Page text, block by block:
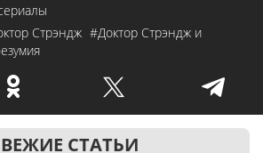
Стрэндж #Доктор Стрэндж и
СТАТЬИ